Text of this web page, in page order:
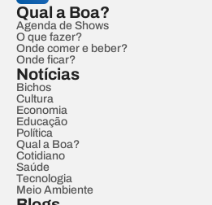
Qual a Boa?
Agenda de Shows
O que fazer?
Onde comer e beber?
Onde ficar?
Notícias
Bichos
Cultura
Economia
Educação
Política
Qual a Boa?
Cotidiano
Saúde
Tecnologia
Meio Ambiente